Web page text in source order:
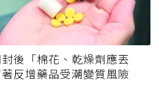
後「棉花、乾燥劑應丟
反增藥品受潮變質風險